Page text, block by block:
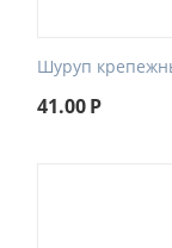
Шуруп
41.00Р